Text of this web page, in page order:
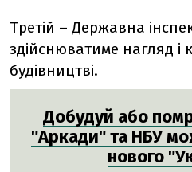
Третій – Державна
здійснюватиме нагляд і
будівництві.
Добудуй або
"Аркади" та НБУ
нового